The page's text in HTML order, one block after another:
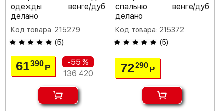
одежды венге/дуб
делано
Код товара: 215279
(5)
61390Р
-55 %
136 420
спальню венге/дуб
делано
Код товара: 215372
(5)
72290 Р